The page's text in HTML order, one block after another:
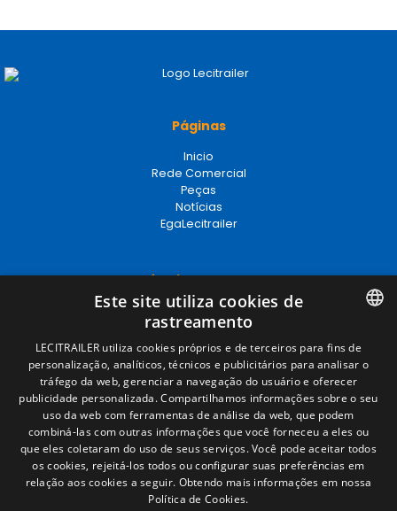
Páginas
Inicio
Rede Comercial
Peças
Notícias
EgaLecitrailer
Términos legales
Aviso legal
Política de privacidade
Política de cookies
Condições Gerais de Venda
Gerenciar cookies
Contacto
Camino de los Huertos, S/N. Apdo 100
50620 - Casetas (Zaragoza) SPAIN
SPANISH
ENGLISH
FRENCH
ITALIAN
PORTUGUESE
Este site utiliza cookies de
rastreamento
LECITRAILER utiliza cookies próprios e de terceiros para fins de
personalização, analíticos, técnicos e publicitários para analisar o
tráfego da web, gerenciar a navegação do usuário e oferecer
publicidade personalizada. Compartilhamos informações sobre o seu
uso da web com ferramentas de análise da web, que podem
combiná-las com outras informações que você forneceu a eles ou
que eles coletaram do uso de seus serviços. Você pode aceitar todos
os cookies, rejeitá-los todos ou configurar suas preferências em
relação aos cookies a seguir. Obtendo mais informações em nossa
Política de Cookies.